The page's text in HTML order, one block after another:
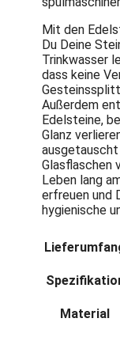
Mit den
Du Deine
Trinkwasser
dass keine
Außerdem
Edelsteine,
Glanz
Glasflaschen
Leben lang
erfreuen und
hygienische
Material